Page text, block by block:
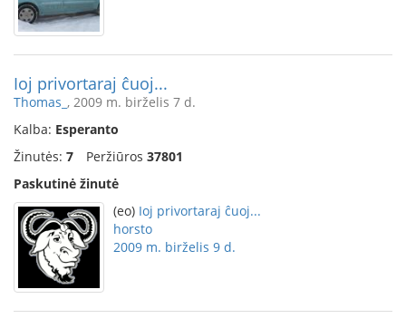
Ioj privortaraj ĉuoj...
Thomas_ , 2009 m. birželis 7 d.
Kalba: Esperanto
Žinutės: 7 Peržiūros 37801
Paskutinė žinutė
(eo) Ioj privortaraj ĉuoj...
horsto
2009 m. birželis 9 d.